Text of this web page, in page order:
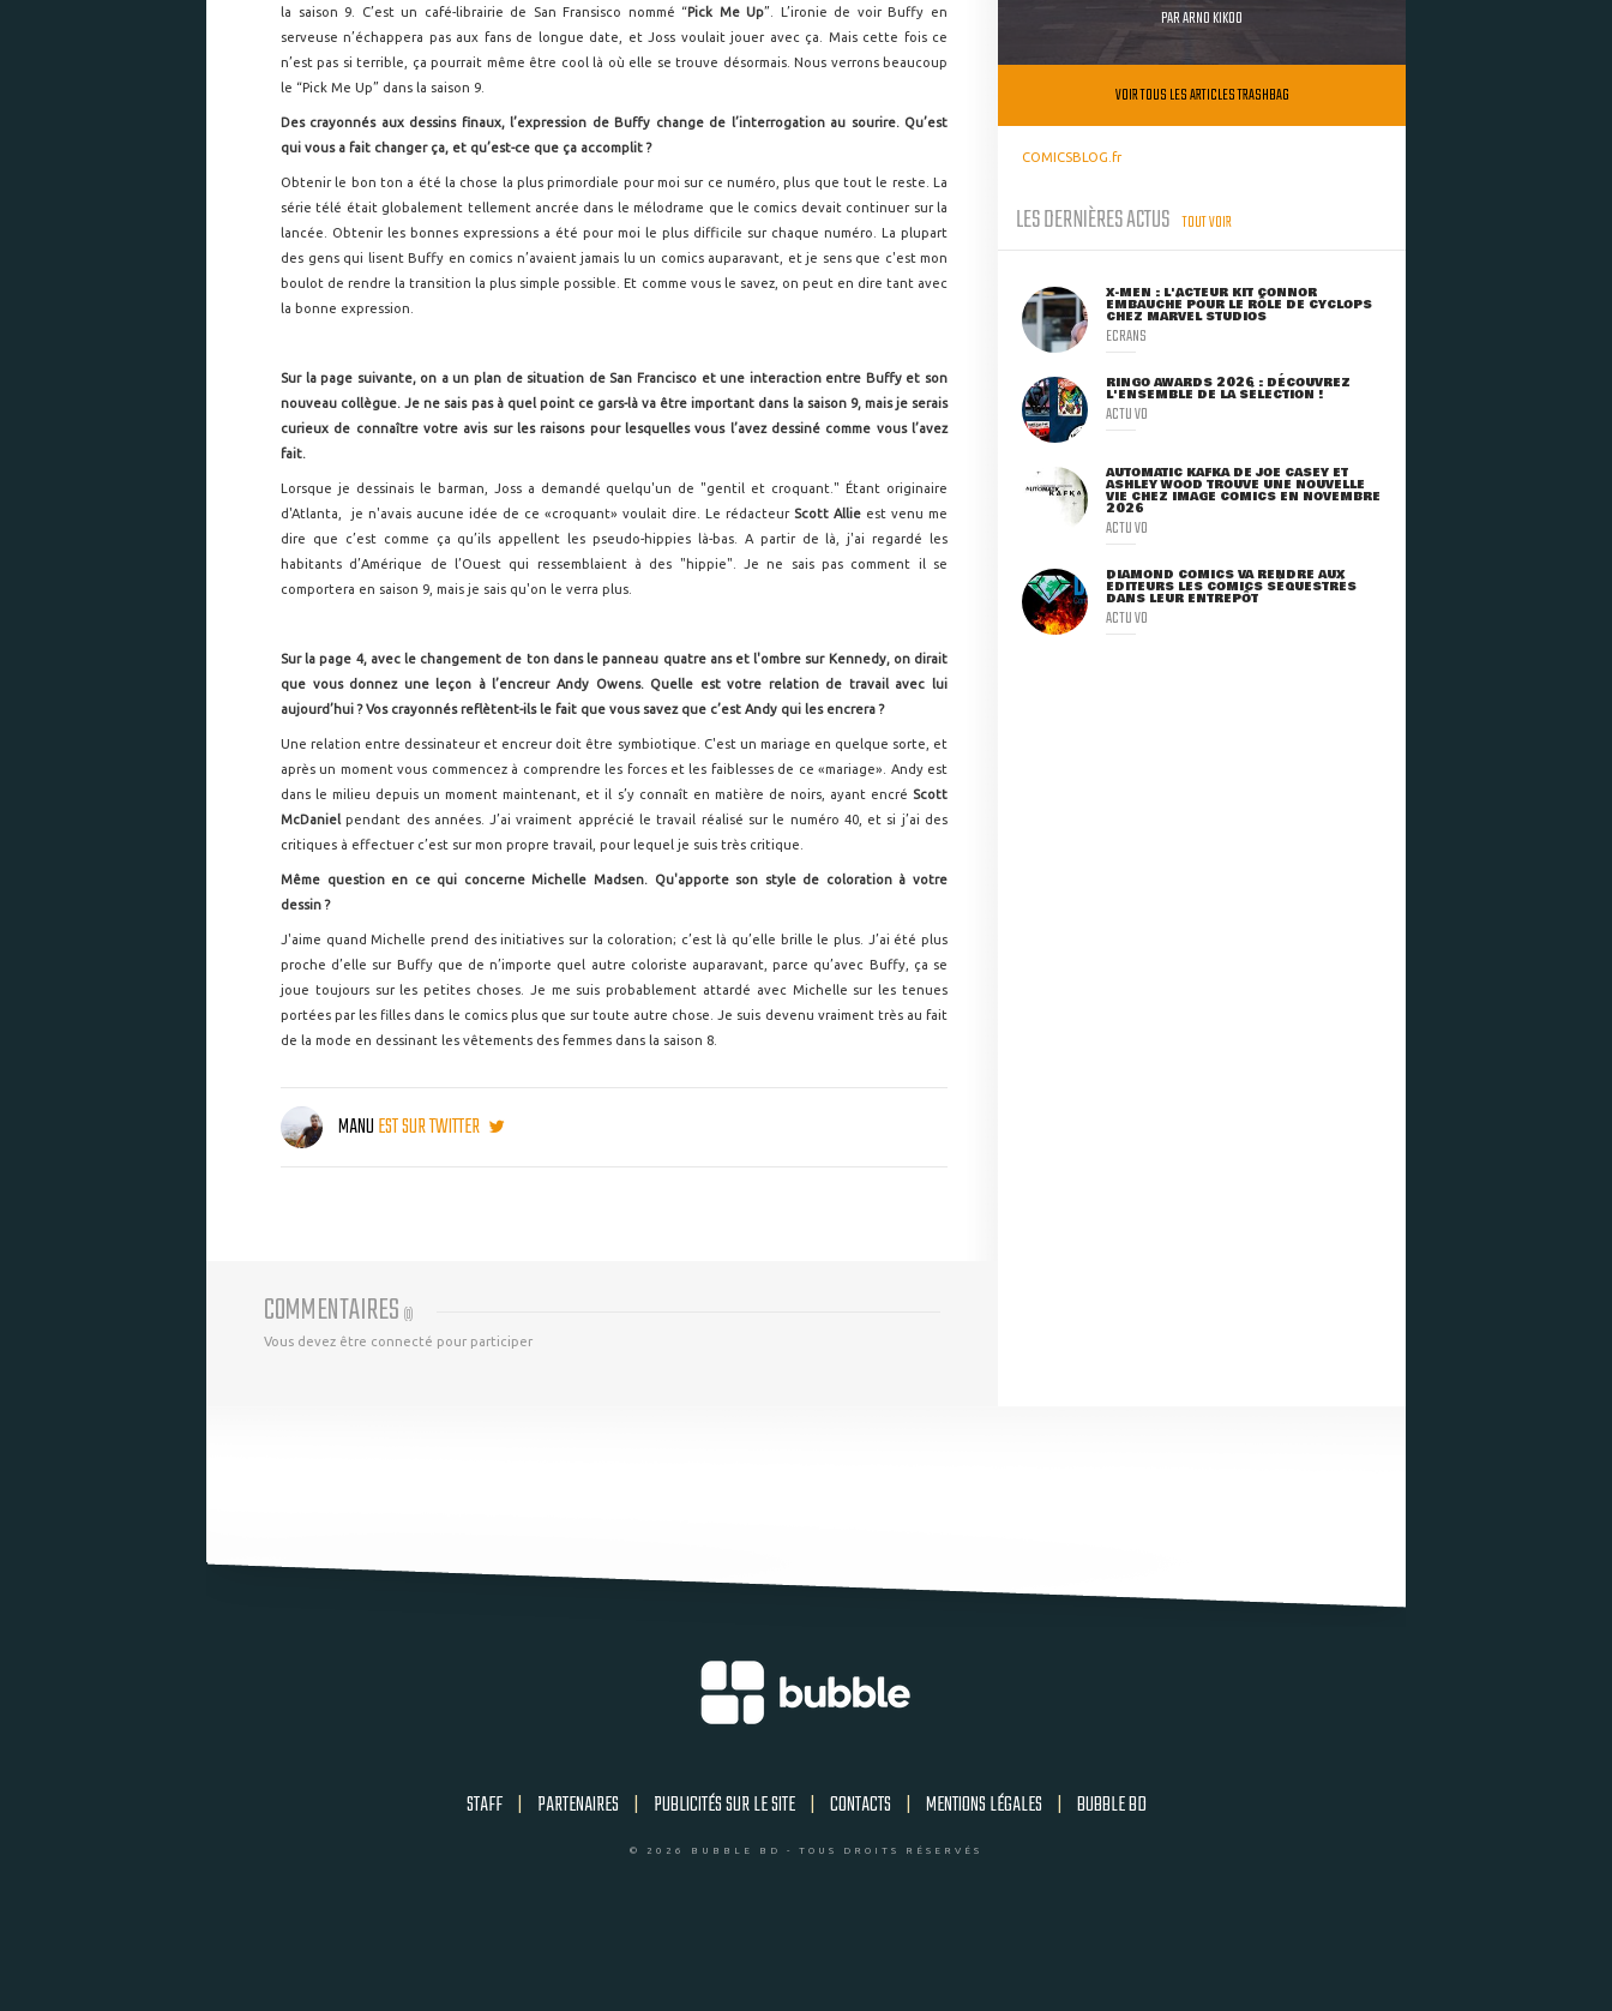
la saison 9. C’est un café-librairie de San Fransisco nommé “Pick Me Up”. L’ironie de voir Buffy en
serveuse n’échappera pas aux fans de longue date, et Joss voulait jouer avec ça. Mais cette fois ce
n’est pas si terrible, ça pourrait même être cool là où elle se trouve désormais. Nous verrons beaucoup
le “Pick Me Up” dans la saison 9.
Des crayonnés aux dessins finaux, l’expression de Buffy change de l’interrogation au sourire. Qu’est
qui vous a fait changer ça, et qu’est-ce que ça accomplit ?
Obtenir le bon ton a été la chose la plus primordiale pour moi sur ce numéro, plus que tout le reste. La
série télé était globalement tellement ancrée dans le mélodrame que le comics devait continuer sur la
lancée. Obtenir les bonnes expressions a été pour moi le plus difficile sur chaque numéro. La plupart
des gens qui lisent Buffy en comics n’avaient jamais lu un comics auparavant, et je sens que c'est mon
boulot de rendre la transition la plus simple possible. Et comme vous le savez, on peut en dire tant avec
la bonne expression.
Sur la page suivante, on a un plan de situation de San Francisco et une interaction entre Buffy et son
nouveau collègue. Je ne sais pas à quel point ce gars-là va être important dans la saison 9, mais je serais
curieux de connaître votre avis sur les raisons pour lesquelles vous l’avez dessiné comme vous l’avez
fait.
Lorsque je dessinais le barman, Joss a demandé quelqu'un de "gentil et croquant." Étant originaire
d'Atlanta, je n'avais aucune idée de ce «croquant» voulait dire. Le rédacteur Scott Allie est venu me
dire que c’est comme ça qu’ils appellent les pseudo-hippies là-bas. A partir de là, j'ai regardé les
habitants d’Amérique de l’Ouest qui ressemblaient à des "hippie". Je ne sais pas comment il se
comportera en saison 9, mais je sais qu'on le verra plus.
Sur la page 4, avec le changement de ton dans le panneau quatre ans et l'ombre sur Kennedy, on dirait
que vous donnez une leçon à l’encreur Andy Owens. Quelle est votre relation de travail avec lui
aujourd’hui ? Vos crayonnés reflètent-ils le fait que vous savez que c’est Andy qui les encrera ?
Une relation entre dessinateur et encreur doit être symbiotique. C'est un mariage en quelque sorte, et
après un moment vous commencez à comprendre les forces et les faiblesses de ce «mariage». Andy est
dans le milieu depuis un moment maintenant, et il s’y connaît en matière de noirs, ayant encré Scott
McDaniel pendant des années. J’ai vraiment apprécié le travail réalisé sur le numéro 40, et si j’ai des
critiques à effectuer c’est sur mon propre travail, pour lequel je suis très critique.
Même question en ce qui concerne Michelle Madsen. Qu'apporte son style de coloration à votre
dessin ?
J'aime quand Michelle prend des initiatives sur la coloration; c’est là qu’elle brille le plus. J’ai été plus
proche d’elle sur Buffy que de n’importe quel autre coloriste auparavant, parce qu’avec Buffy, ça se
joue toujours sur les petites choses. Je me suis probablement attardé avec Michelle sur les tenues
portées par les filles dans le comics plus que sur toute autre chose. Je suis devenu vraiment très au fait
de la mode en dessinant les vêtements des femmes dans la saison 8.
MANUEST SUR TWITTER
COMMENTAIRES (0)
Vous devez être connecté pour participer
PARARNO KIKOO
VOIR TOUS LES ARTICLES TRASHBAG
COMICSBLOG.fr
LES DERNIÈRES ACTUS TOUT VOIR
X-MEN : L'ACTEUR KIT CONNOR
EMBAUCHÉ POUR LE RÔLE DE CYCLOPS
CHEZ MARVEL STUDIOS
ECRANS
RINGO AWARDS 2026 : DÉCOUVREZ
L'ENSEMBLE DE LA SÉLECTION !
ACTU VO
AUTOMATIC KAFKA DE JOE CASEY ET
ASHLEY WOOD TROUVE UNE NOUVELLE
VIE CHEZ IMAGE COMICS EN NOVEMBRE
2026
ACTU VO
DIAMOND COMICS VA RENDRE AUX
ÉDITEURS LES COMICS SÉQUESTRÉS
DANS LEUR ENTREPÔT
ACTU VO
STAFF | PARTENAIRES | PUBLICITÉS SUR LE SITE | CONTACTS | MENTIONS LÉGALES | BUBBLE BD
© 2026 BUBBLE BD - TOUS DROITS RÉSERVÉS